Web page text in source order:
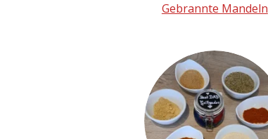
Gebrannte Mandeln